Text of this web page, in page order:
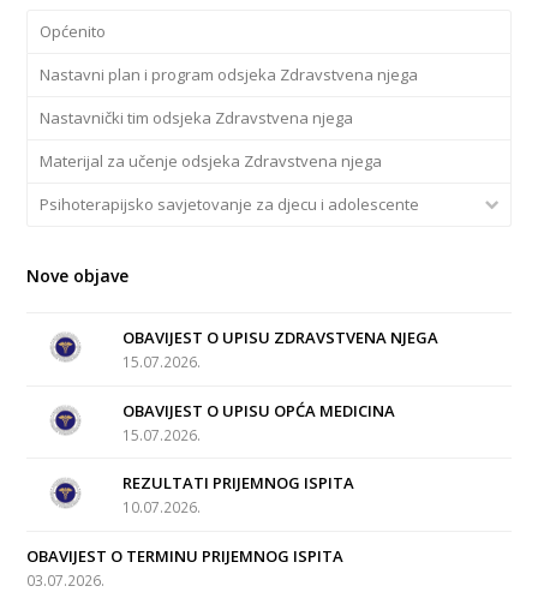
Općenito
Nastavni plan i program odsjeka Zdravstvena njega
Nastavnički tim odsjeka Zdravstvena njega
Materijal za učenje odsjeka Zdravstvena njega
Psihoterapijsko savjetovanje za djecu i adolescente
Nove objave
OBAVIJEST O UPISU ZDRAVSTVENA NJEGA
15.07.2026.
OBAVIJEST O UPISU OPĆA MEDICINA
15.07.2026.
REZULTATI PRIJEMNOG ISPITA
10.07.2026.
OBAVIJEST O TERMINU PRIJEMNOG ISPITA
03.07.2026.